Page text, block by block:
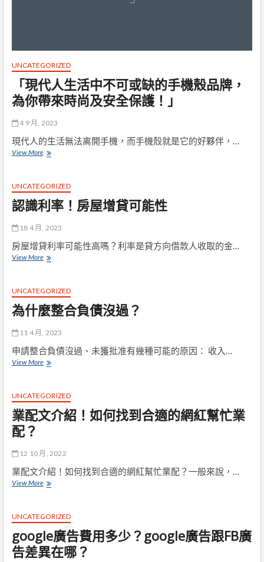
UNCATEGORIZED
「現代人生活中不可或缺的手機殼品牌，
為你帶來時尚及安全保護！」
4 9 月, 2023
現代人的生活無法离開手機，而手機殼就是它的好夥伴，…
View More「現
生
活
中
可
缺
的
殼
品
牌，
你
來
時
安
全
保
UNCATEGORIZED
認識利率！房屋增貸可能性
18 4 月, 2023
房屋增貸利率可能性高嗎？利率是貸方向借款人收取的金…
View More認
率！
房
屋
貸
能
性
UNCATEGORIZED
為什麼整合負債沒過？
11 4 月, 2023
申請整合負債沒過、未獲批准有幾種可能的原因： 收入…
View More為
整
合
負
UNCATEGORIZED
業配文介紹！如何找到合適的網紅幫忙業
配？
12 10 月, 2022
業配文介紹！如何找到合適的網紅幫忙業配？一般來說，…
View More業
介
紹！
如
何
找
UNCATEGORIZED
google廣告費用多少？google廣告跟FB廣
告差異在哪？